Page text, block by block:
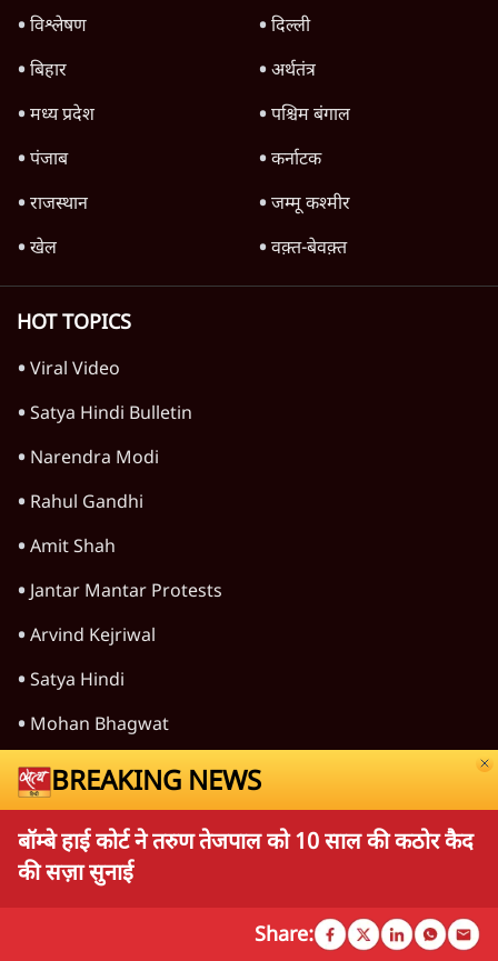
BREAKING NEWS
बॉम्बे हाई कोर्ट ने तरुण तेजपाल को 10 साल की कठोर कैद
की सज़ा सुनाई
Share:
विश्लेषण
दिल्ली
बिहार
अर्थतंत्र
मध्य प्रदेश
पश्चिम बंगाल
पंजाब
कर्नाटक
राजस्थान
जम्मू कश्मीर
खेल
वक़्त-बेवक़्त
HOT TOPICS
Viral Video
Satya Hindi Bulletin
Narendra Modi
Rahul Gandhi
Amit Shah
Jantar Mantar Protests
Arvind Kejriwal
Satya Hindi
Mohan Bhagwat
Prashant Kishor
RSS
CJP Delhi Protest